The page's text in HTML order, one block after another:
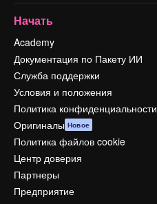
Начать
Academy
Документация по Пакету ИИ
Служба поддержки
Условия и положения
Политика конфиденциальности
Оригиналы Новое
Политика файлов cookie
Центр доверия
Партнеры
Предприятие